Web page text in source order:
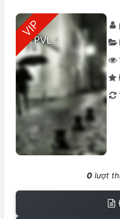
0lượt